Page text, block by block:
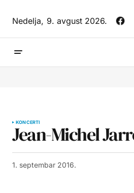
Nedelja,9. avgust 2026.
KONCERTI
Jean-Michel
1. septembar 2016.